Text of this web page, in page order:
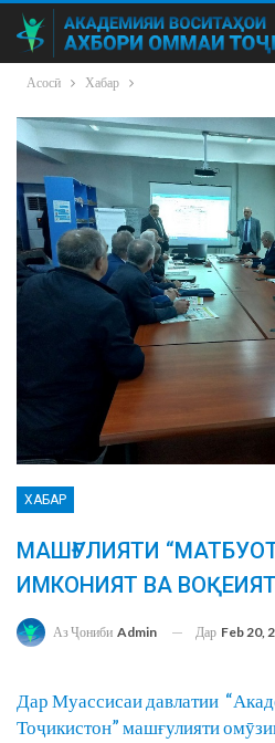
Асосӣ Хабар
ХАБАР
МАШҒУЛИЯТИ
ИМКОНИЯТ ВА
Аз Ҷониби Admin Дар Feb 20,
Дар Муассисаи давлатии
Тоҷикистон” машғулияти